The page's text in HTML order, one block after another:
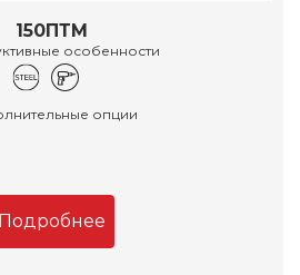
150ПТМ
особенности
опции
Подробнее